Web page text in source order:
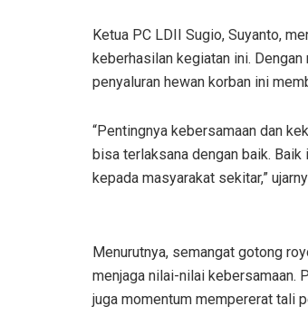
Ketua PC LDII Sugio, Suyanto,
keberhasilan kegiatan ini.
penyaluran hewan korban ini
“Pentingnya kebersamaan dan
bisa terlaksana dengan baik.
kepada masyarakat sekitar,”
Menurutnya, semangat gotong
menjaga nilai-nilai kebersamaan.
juga momentum mempererat tali